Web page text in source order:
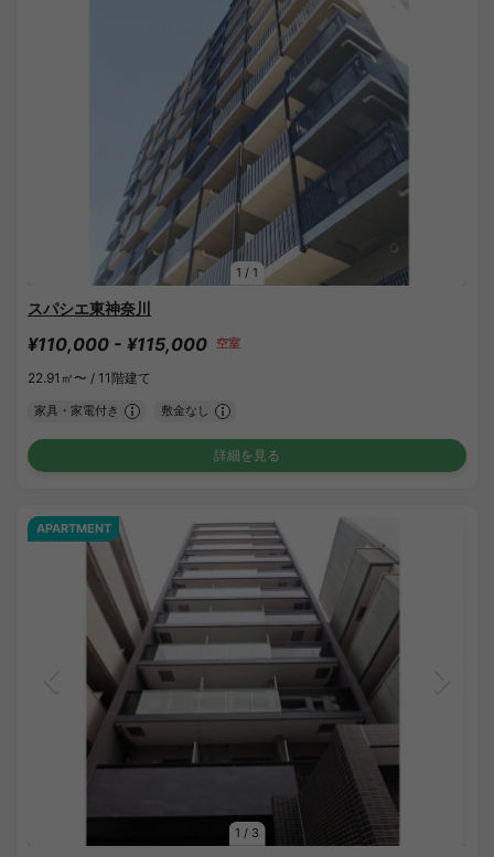
1 / 1
スパシエ東神奈川
¥110,000 - ¥115,000 空室
22.91㎡〜 / 11階建て
家具・家電付き 敷金なし
詳細を見る
1 / 3
APARTMENT